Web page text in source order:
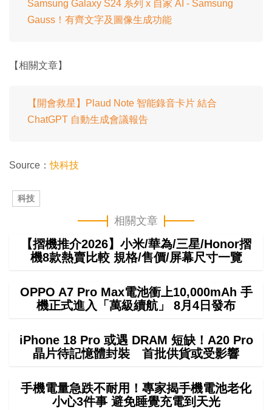
Samsung Galaxy S24 系列 x 自家 AI - Samsung
Gauss！有齊文字及圖像生成功能
【相關文章】
【開會救星】Plaud Note 智能錄音卡片 結合
ChatGPT 自動生成會議報告
Source：快科技
科技
相關文章
【摺機推介2026】小米/華為/三星/Honor摺
機8款熱賣比較 規格/售價/屏幕尺寸一覽
OPPO A7 Pro Max電池衝上10,000mAh 手
機正式進入「萬級續航」 8月4日發布
iPhone 18 Pro 或遇 DRAM 短缺！A20 Pro
晶片待記憶體封裝 首批供貨或受影響
手機電量急跌不耐用！專家揭手機電池老化
小心3件事 避免睡覺充電到天光